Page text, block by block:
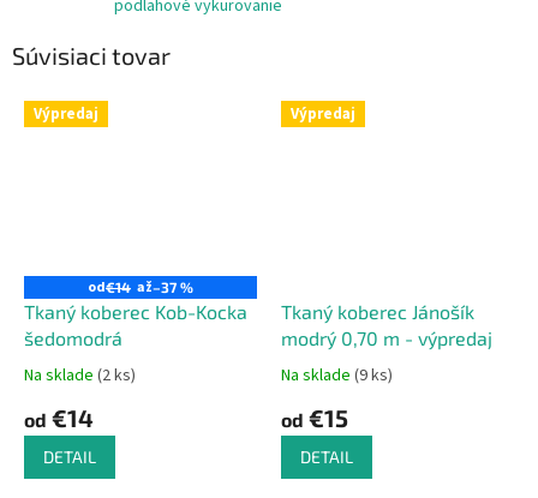
podlahové vykurovanie
Súvisiaci tovar
Výpredaj
od€14 až–37 %
Tkaný koberec Kob-Kocka
šedomodrá
Na sklade (2 ks)
od €14
DETAIL
Výpredaj
Tkaný koberec Jánošík
modrý 0,70 m - výpredaj
Na sklade (9 ks)
od €15
DETAIL